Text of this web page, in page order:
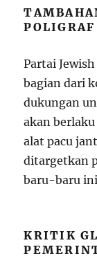
POLIGRAF
Partai
bagian dari
dukungan
akan
alat pacu
ditargetkan
baru-baru
KRITIK